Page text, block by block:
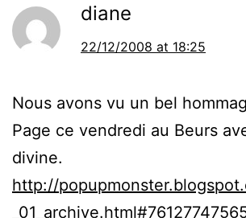
diane
22/12/2008 at 18:25
Nous avons vu un bel
Page ce vendredi au Beurs
divine.
http://